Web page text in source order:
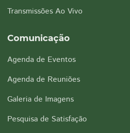
Transmissões Ao Vivo
Comunicação
Agenda de Eventos
Agenda de Reuniões
Galeria de Imagens
Pesquisa de Satisfação